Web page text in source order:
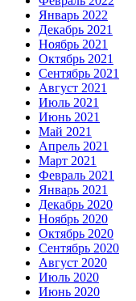
Январь 2022
Декабрь 2021
Ноябрь 2021
Октябрь 2021
Сентябрь 2021
Август 2021
Июль 2021
Июнь 2021
Май 2021
Апрель 2021
Март 2021
Февраль 2021
Январь 2021
Декабрь 2020
Ноябрь 2020
Октябрь 2020
Сентябрь 2020
Август 2020
Июль 2020
Июнь 2020